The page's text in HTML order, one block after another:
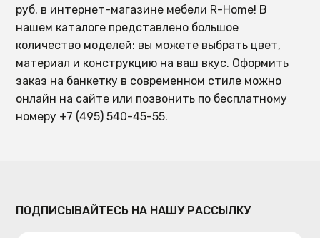
руб. в интернет-магазине мебели R-Home! В
нашем каталоге представлено большое
количество моделей: вы можете выбрать цвет,
материал и конструкцию на ваш вкус. Оформить
заказ на банкетку в современном стиле можно
онлайн на сайте или позвонить по бесплатному
номеру +7 (495) 540-45-55.
ПОДПИСЫВАЙТЕСЬ НА НАШУ РАССЫЛКУ